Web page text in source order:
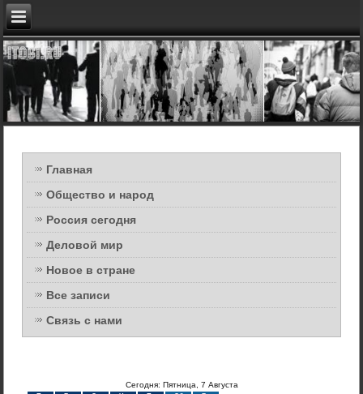
Главная
Общество и народ
Россия сегодня
Деловой мир
Новое в стране
Все записи
Связь с нами
Сегодня: Пятница, 7 Августа